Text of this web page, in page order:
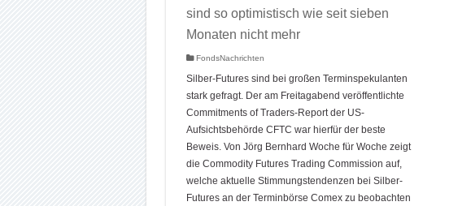
sind so optimistisch wie seit sieben
Monaten nicht mehr
FondsNachrichten
Silber-Futures sind bei großen Terminspekulanten
stark gefragt. Der am Freitagabend veröffentlichte
Commitments of Traders-Report der US-
Aufsichtsbehörde CFTC war hierfür der beste
Beweis. Von Jörg Bernhard Woche für Woche zeigt
die Commodity Futures Trading Commission auf,
welche aktuelle Stimmungstendenzen bei Silber-
Futures an der Terminbörse Comex zu beobachten